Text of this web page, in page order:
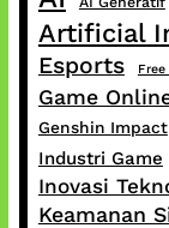
Artificial
Esports Free
Game
Genshin Impact
Industri Game
Inovasi
Keamanan